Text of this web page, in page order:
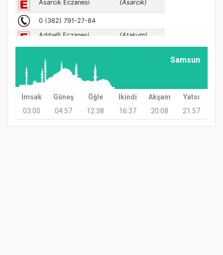
Samsun
İmsak Güneş Öğle İkindi Akşam
Yatsı
03:00
04:57 12:38 16:37 20:08 21:57